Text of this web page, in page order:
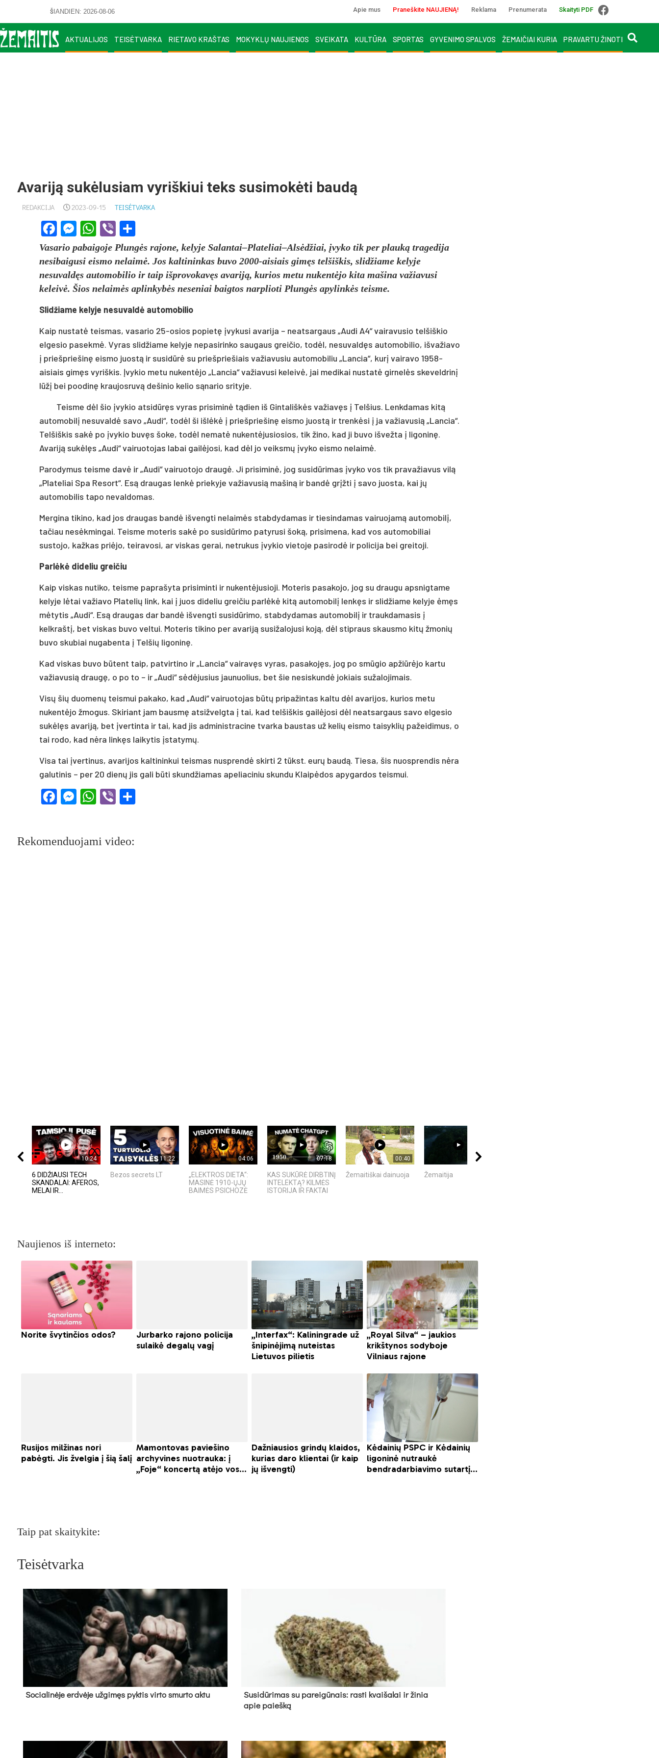
ŠIANDIEN: 2026-08-06 Apie mus Praneškite NAUJIENĄ! Reklama Prenumerata Skaityti PDF
AKTUALIJOS TEISĖTVARKA RIETAVO KRAŠTAS MOKYKLŲ NAUJIENOS SVEIKATA KULTŪRA SPORTAS GYVENIMO SPALVOS ŽEMAIČIAI KURIA PRAVARTU ŽINOTI
Avariją sukėlusiam vyriškiui teks susimokėti baudą
REDAKCIJA 2023-09-15 TEISĖTVARKA
Facebook
Messenger
WhatsApp
Viber
Vasario pabaigoje Plungės rajone, kelyje Salantai–Plateliai–Alsėdžiai, įvyko tik per plauką tragedija
nesibaigusi eismo nelaimė. Jos kaltininkas buvo 2000-aisiais gimęs telšiškis, slidžiame kelyje
nesuvaldęs automobilio ir taip išprovokavęs avariją, kurios metu nukentėjo kita mašina važiavusi
keleivė. Šios nelaimės aplinkybės neseniai baigtos narplioti Plungės apylinkės teisme.
Slidžiame kelyje nesuvaldė automobilio
Kaip nustatė teismas, vasario 25-osios popietę įvykusi avarija – neatsargaus „Audi A4“ vairavusio telšiškio
elgesio pasekmė. Vyras slidžiame kelyje nepasirinko saugaus greičio, todėl, nesuvaldęs automobilio, išvažiavo
į priešpriešinę eismo juostą ir susidūrė su priešpriešiais važiavusiu automobiliu „Lancia“, kurį vairavo 1958-
aisiais gimęs vyriškis. Įvykio metu nukentėjo „Lancia“ važiavusi keleivė, jai medikai nustatė girnelės skeveldrinį
lūžį bei poodinę kraujosruvą dešinio kelio sąnario srityje.
Teisme dėl šio įvykio atsidūręs vyras prisiminė tądien iš Gintališkės važiavęs į Telšius. Lenkdamas kitą
automobilį nesuvaldė savo „Audi“, todėl ši išlėkė į priešpriešinę eismo juostą ir trenkėsi į ja važiavusią „Lancia“.
Telšiškis sakė po įvykio buvęs šoke, todėl nematė nukentėjusiosios, tik žino, kad ji buvo išvežta į ligoninę.
Avariją sukėlęs „Audi“ vairuotojas labai gailėjosi, kad dėl jo veiksmų įvyko eismo nelaimė.
Parodymus teisme davė ir „Audi“ vairuotojo draugė. Ji prisiminė, jog susidūrimas įvyko vos tik pravažiavus vilą
„Plateliai Spa Resort“. Esą draugas lenkė priekyje važiavusią mašiną ir bandė grįžti į savo juosta, kai jų
automobilis tapo nevaldomas.
Mergina tikino, kad jos draugas bandė išvengti nelaimės stabdydamas ir tiesindamas vairuojamą automobilį,
tačiau nesėkmingai. Teisme moteris sakė po susidūrimo patyrusi šoką, prisimena, kad vos automobiliai
sustojo, kažkas priėjo, teiravosi, ar viskas gerai, netrukus įvykio vietoje pasirodė ir policija bei greitoji.
Parlėkė dideliu greičiu
Kaip viskas nutiko, teisme paprašyta prisiminti ir nukentėjusioji. Moteris pasakojo, jog su draugu apsnigtame
kelyje lėtai važiavo Platelių link, kai į juos dideliu greičiu parlėkė kitą automobilį lenkęs ir slidžiame kelyje ėmęs
mėtytis „Audi“. Esą draugas dar bandė išvengti susidūrimo, stabdydamas automobilį ir traukdamasis į
kelkraštį, bet viskas buvo veltui. Moteris tikino per avariją susižalojusi koją, dėl stipraus skausmo kitų žmonių
buvo skubiai nugabenta į Telšių ligoninę.
Kad viskas buvo būtent taip, patvirtino ir „Lancia“ vairavęs vyras, pasakojęs, jog po smūgio apžiūrėjo kartu
važiavusią draugę, o po to – ir „Audi“ sėdėjusius jaunuolius, bet šie nesiskundė jokiais sužalojimais.
Visų šių duomenų teismui pakako, kad „Audi“ vairuotojas būtų pripažintas kaltu dėl avarijos, kurios metu
nukentėjo žmogus. Skiriant jam bausmę atsižvelgta į tai, kad telšiškis gailėjosi dėl neatsargaus savo elgesio
sukėlęs avariją, bet įvertinta ir tai, kad jis administracine tvarka baustas už kelių eismo taisyklių pažeidimus, o
tai rodo, kad nėra linkęs laikytis įstatymų.
Visa tai įvertinus, avarijos kaltininkui teismas nusprendė skirti 2 tūkst. eurų baudą. Tiesa, šis nuosprendis nėra
galutinis – per 20 dienų jis gali būti skundžiamas apeliaciniu skundu Klaipėdos apygardos teismui.
Facebook
Messenger
WhatsApp
Viber
Rekomenduojami video:
10:24
6 DIDŽIAUSI TECH
SKANDALAI: AFEROS,
MELAI IR...
11:22
Bezos secrets LT
04:06
„ELEKTROS DIETA“:
MASINĖ 1910-ŲJŲ
BAIMĖS PSICHOZĖ
07:18
KAS SUKŪRĖ DIRBTINĮ
INTELEKTĄ? KILMĖS
ISTORIJA IR FAKTAI
00:40
Žemaitiškai dainuoja
02:02
Žemaitija
Naujienos iš interneto:
Taip pat skaitykite:
Teisėtvarka
So­cia­li­nė­je erd­vė­je už­gi­męs pyk­tis vir­to smur­to ak­tu
Su­si­dū­ri­mas su pa­rei­gū­nais: ras­ti kvai­ša­lai ir ži­nia
apie paieš­ką